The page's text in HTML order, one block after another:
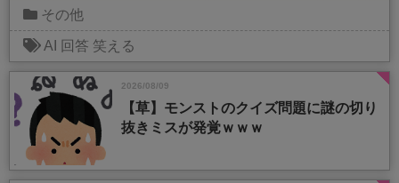
その他
AI 回答 笑える
2026/08/09
【草】モンストのクイズ問題に謎の切り
抜きミスが発覚ｗｗｗ